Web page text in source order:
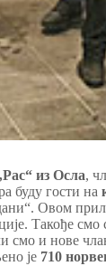
из Осла,
буду гости на
Овом
Такође
смо и нове
је 710